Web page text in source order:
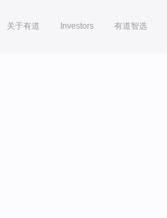
关于有道 Investors 有道智选